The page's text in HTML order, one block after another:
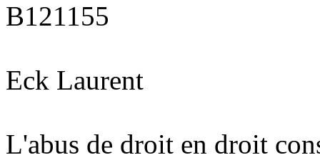
B121155
Eck Laurent
L'abus de droit en droit